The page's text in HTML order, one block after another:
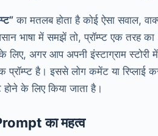
का मतलब होता है कोई ऐसा सवाल,
भाषा में समझें तो, प्रॉम्प्ट एक तरह का
लिए, अगर आप अपनी इंस्टाग्राम स्टोरी
प्रॉम्प्ट है। इससे लोग कमेंट या
के लिए किया जाता है।
का महत्व